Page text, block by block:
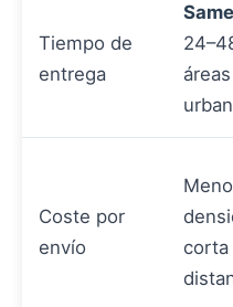
Tiempo de
entrega
áreas
Coste por
envío
corta